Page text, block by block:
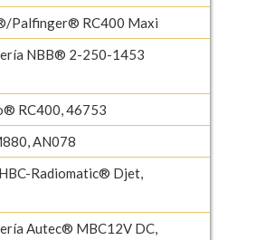
Palfinger® RC400 Maxi
NBB® 2-250-1453
RC400, 46753
AN078
Radiomatic® Djet,
Autec® MBC12V DC,